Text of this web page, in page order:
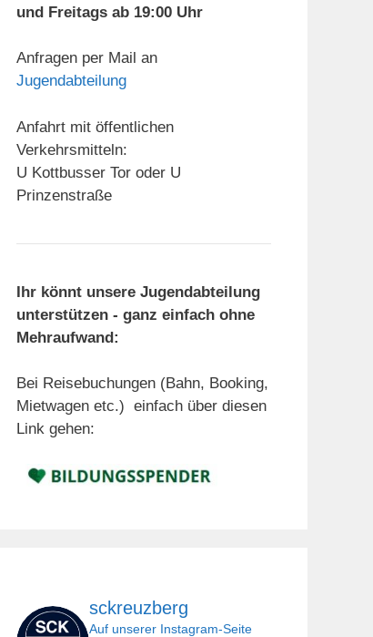
und Freitags ab 19:00 Uhr
Anfragen per Mail an
Jugendabteilung
Anfahrt mit öffentlichen
Verkehrsmitteln:
U Kottbusser Tor oder U
Prinzenstraße
Ihr könnt unsere Jugendabteilung
unterstützen - ganz einfach ohne
Mehraufwand:
Bei Reisebuchungen (Bahn, Booking,
Mietwagen etc.) einfach über diesen
Link gehen:
sckreuzberg
Auf unserer Instagram-Seite